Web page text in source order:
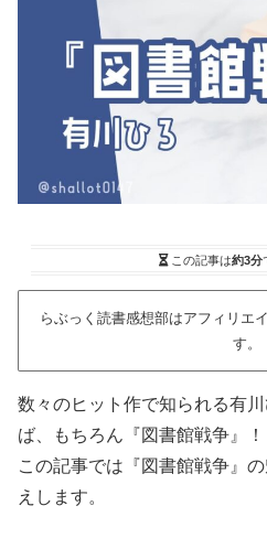
この記事は約3分
らぶっく読書感想部はアフィリエ
す。
数々のヒット作で知られる有
ば、もちろん『図書館戦争』！
この記事では『図書館戦争』
えします。